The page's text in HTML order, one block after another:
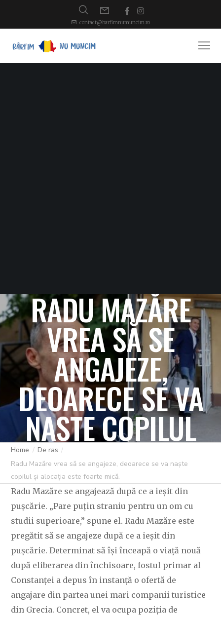
contact@barfimnumuncim.ro
RADU MAZĂRE
VREA SĂ SE
ANGAJEZE,
DEOARECE SE VA
NAȘTE COPILUL
ȘI ALOCAȚIA ESTE
FOARTE MICĂ.
C OVIDIU 3 IUNIE 2024 235 LIKES
Home
De ras
Radu Mazăre vrea să se angajeze, deoarece se va naște
copilul și alocația este foarte mică.
Radu Mazăre se angajează după ce a ieșit din
pușcărie. „Pare puțin straniu pentru un om cu
studii superioare,” spune el. Radu Mazăre este
pregătit să se angajeze după ce a ieșit din
pușcărie. Determinat să își înceapă o viață nouă
după eliberarea din închisoare, fostul primar al
Constanței a depus în instanță o ofertă de
angajare din partea unei mari companii turistice
din Grecia. Concret, el va ocupa poziția de